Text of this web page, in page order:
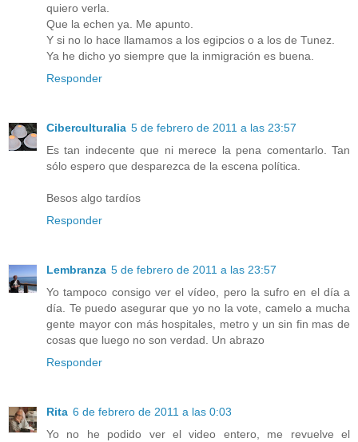
quiero verla.
Que la echen ya. Me apunto.
Y si no lo hace llamamos a los egipcios o a los de Tunez.
Ya he dicho yo siempre que la inmigración es buena.
Responder
Ciberculturalia 5 de febrero de 2011 a las 23:57
Es tan indecente que ni merece la pena comentarlo. Tan
sólo espero que desparezca de la escena política.
Besos algo tardíos
Responder
Lembranza 5 de febrero de 2011 a las 23:57
Yo tampoco consigo ver el vídeo, pero la sufro en el día a
día. Te puedo asegurar que yo no la vote, camelo a mucha
gente mayor con más hospitales, metro y un sin fin mas de
cosas que luego no son verdad. Un abrazo
Responder
Rita 6 de febrero de 2011 a las 0:03
Yo no he podido ver el video entero, me revuelve el